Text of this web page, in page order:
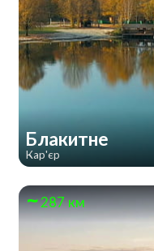
Блакитне
Кар'єр
287 км